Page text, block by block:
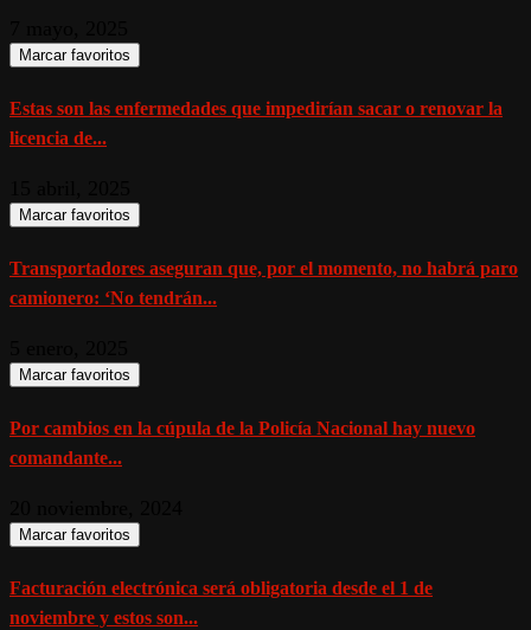
Marcar favoritos
Estas son las enfermedades que impedirían sacar o renovar la
licencia de...
Marcar favoritos
Transportadores aseguran que, por el momento, no habrá paro
camionero: ‘No tendrán...
Marcar favoritos
Por cambios en la cúpula de la Policía Nacional hay nuevo
comandante...
Marcar favoritos
Facturación electrónica será obligatoria desde el 1 de
noviembre y estos son...